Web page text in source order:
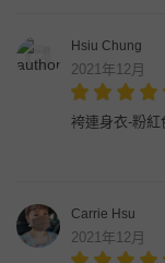
Hsiu Chung
2021年12月
袴連身衣-粉紅
Carrie Hsu
2021年12月